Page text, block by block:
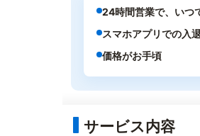
24時間営業で、いつ
スマホアプリでの入
価格がお手頃
サービス内容